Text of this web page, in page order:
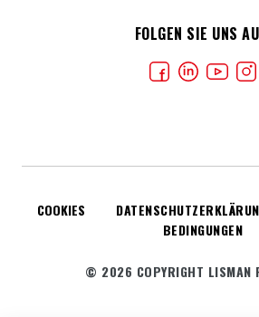
FOLGEN SIE UNS
COOKIES
BEDINGUNGEN
© 2026 COPYRIGHT LISMAN